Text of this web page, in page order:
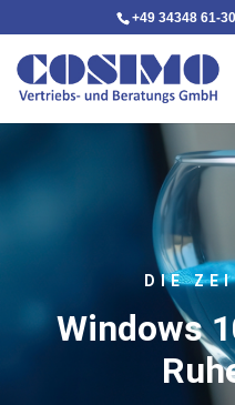
+49 34348 61-
DIE
Windows